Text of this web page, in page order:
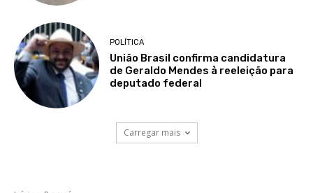
POLÍTICA
União Brasil confirma candidatura
de Geraldo Mendes à reeleição para
deputado federal
Carregar mais